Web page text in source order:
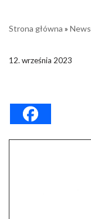
Strona główna » News
12. września 2023